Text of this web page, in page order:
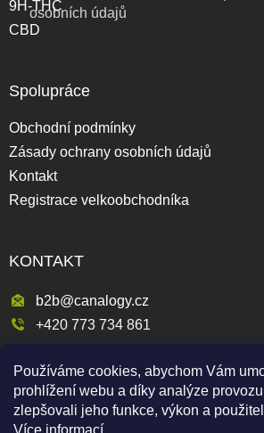
Používáme cookies, abychom Vám
prohlížení webu a díky analýze
zlepšovali jeho funkce, výkon a
Více informací
osobních údajů
9H-THC
CBD
Spolupráce
Obchodní podmínky
Zásady ochrany osobních údajů
Kontakt
Registrace velkoobchodníka
KONTAKT
b2b@canalogy.cz
+420 773 734 861
318 00 Plzeň 3-Skvrňany
Česká republika